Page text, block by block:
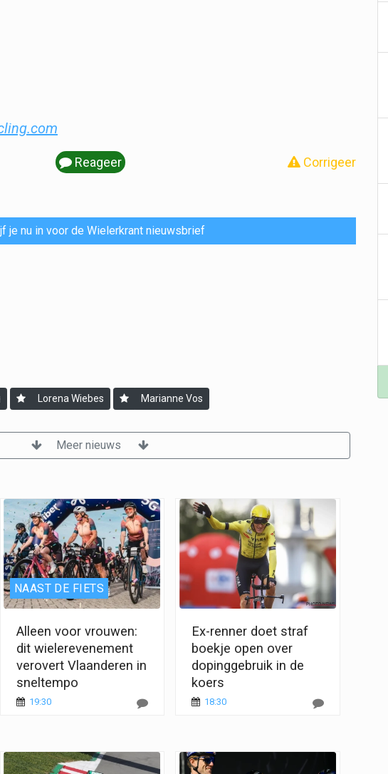
Reageer Corrigeer
je nu in voor de Wielerkrant nieuwsbrief
Lorena Wiebes Marianne Vos
Meer nieuws
NAAST DE FIETS
Alleen voor vrouwen:
dit wielerevenement
verovert Vlaanderen in
sneltempo
19:30
Ex-renner doet straf
boekje open over
dopinggebruik in de
koers
18:30